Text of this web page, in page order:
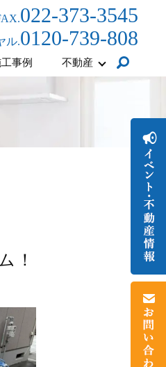
事例 不動産
022-373-3545
ル.0120-739-808
！